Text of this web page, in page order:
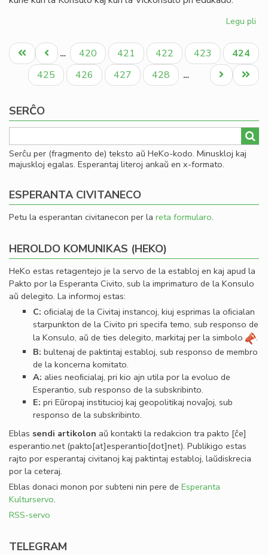
Legu pli
por
Pagination
Unua
paĝo
Antaŭa
paĝo
… Paĝo
420 Paĝo
421 Paĝo
422 Paĝo
423
Aktuala
paĝo
424
Paĝo
425 Paĝo
426 Paĝo
427 Paĝo
428 …
Last
page
Next
page
SERĈO
Serĉu per (fragmento de) teksto aŭ HeKo-kodo. Minuskloj kaj
majuskloj egalas. Esperantaj literoj ankaŭ en x-formato.
ESPERANTA CIVITANECO
Petu la esperantan civitanecon per la reta formularo.
HEROLDO KOMUNIKAS (HEKO)
HeKo estas retagentejo je la servo de la establoj en kaj apud la
Pakto por la Esperanta Civito, sub la imprimaturo de la Konsulo
aŭ delegito. La informoj estas:
C: oﬁcialaj de la Civitaj instancoj, kiuj esprimas la oﬁcialan
starpunkton de la Civito pri specifa temo, sub responso de
la Konsulo, aŭ de ties delegito, markitaj per la simbolo
.
B: bultenaj de paktintaj establoj, sub responso de membro
de la koncerna komitato.
A: alies neoﬁcialaj, pri kio ajn utila por la evoluo de
Esperantio, sub responso de la subskribinto.
E: pri Eŭropaj institucioj kaj geopolitikaj novaĵoj, sub
responso de la subskribinto.
Eblas sendi artikolon aŭ kontakti la redakcion tra pakto [ĉe]
esperantio.net(pakto[at]esperantio[dot]net). Publikigo estas
rajto por esperantaj civitanoj kaj paktintaj establoj, laŭdiskrecia
por la ceteraj.
Eblas donaci monon por subteni nin pere de Esperanta
Kulturservo.
RSS-servo
TELEGRAM